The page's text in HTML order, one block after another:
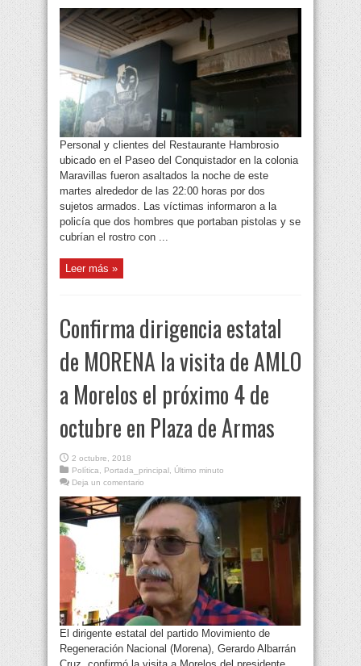
Personal y clientes del Restaurante Hambrosio
ubicado en el Paseo del Conquistador en la colonia
Maravillas fueron asaltados la noche de este
martes alrededor de las 22:00 horas por dos
sujetos armados. Las víctimas informaron a la
policía que dos hombres que portaban pistolas y se
cubrían el rostro con ...
Leer más »
Confirma dirigencia estatal
de MORENA la visita de AMLO
a Morelos el próximo 4 de
octubre en Plaza de Armas
2 octubre, 2018
Política, Portada_principal, Último minuto
Deja un comentario
El dirigente estatal del partido Movimiento de
Regeneración Nacional (Morena), Gerardo Albarrán